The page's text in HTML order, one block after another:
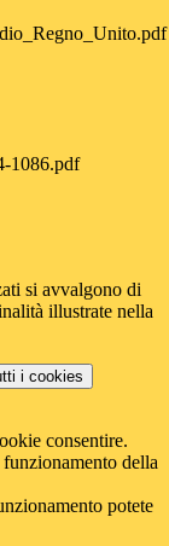
1086.pdf
si avvalgono di
illustrate nella
i cookies
consentire.
della
potete